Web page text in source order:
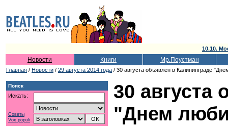
10.10.
Новости Книги Мр.Поустман
Главная / Новости / 29 августа 2014 года / 30 августа объявлен в Калининграде
Поиск
Искать:
Советы
Vox populi
30 августа
"Днем